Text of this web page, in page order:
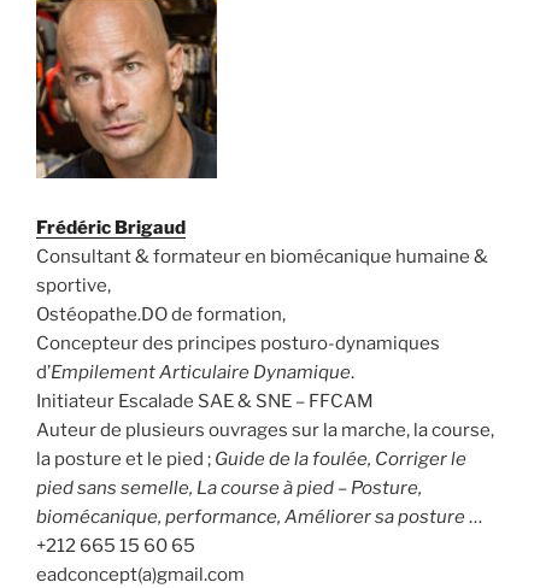
Frédéric Brigaud
Consultant & formateur en biomécanique humaine &
sportive,
Ostéopathe.DO de formation,
Concepteur des principes posturo-dynamiques
d’Empilement Articulaire Dynamique.
Initiateur Escalade SAE & SNE – FFCAM
Auteur de plusieurs ouvrages sur la marche, la course,
la posture et le pied ; Guide de la foulée, Corriger le
pied sans semelle, La course à pied – Posture,
biomécanique, performance, Améliorer sa posture…
+212 665 15 60 65
eadconcept(a)gmail.com